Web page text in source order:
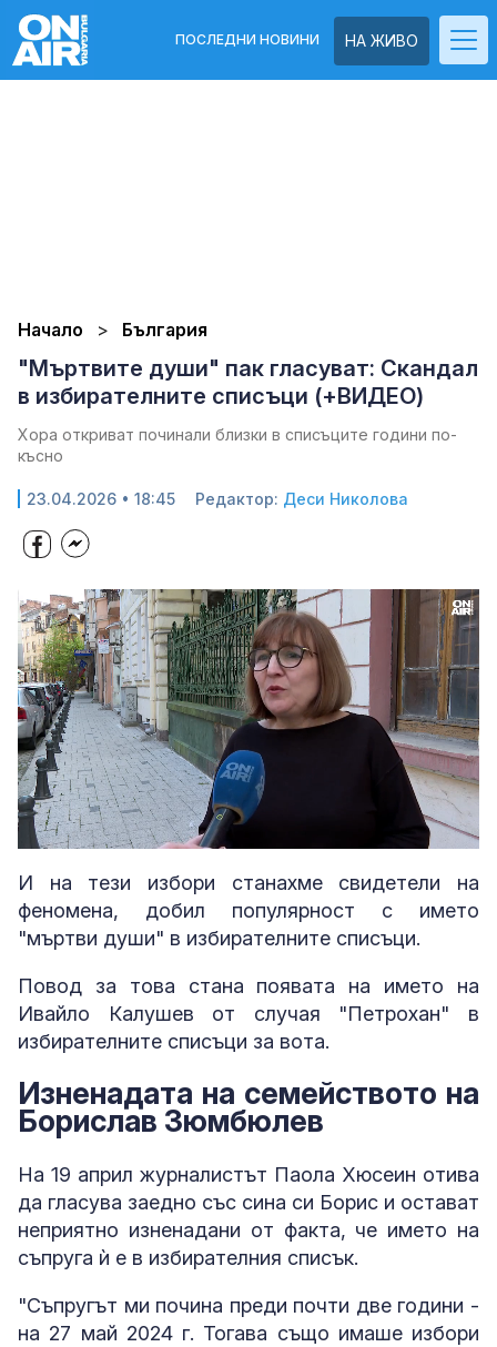
НА ЖИВО
ПОСЛЕДНИ НОВИНИ
Начало България
"Мъртвите души" пак гласуват: Скандал
в избирателните списъци (+ВИДЕО)
Хора откриват починали близки в списъците години по-
късно
23.04.2026 • 18:45 Редактор: Деси Николова
Unmute Loaded:
30.89%
И на тези избори станахме свидетели на
феномена, добил популярност с името
"мъртви души" в избирателните списъци.
Повод за това стана появата на името на
Ивайло Калушев от случая "Петрохан" в
избирателните списъци за вота.
Изненадата на семейството на
Борислав Зюмбюлев
На 19 април журналистът Паола Хюсеин отива
да гласува заедно със сина си Борис и остават
неприятно изненадани от факта, че името на
съпруга ѝ е в избирателния списък.
"Съпругът ми почина преди почти две години -
на 27 май 2024 г. Тогава също имаше избори